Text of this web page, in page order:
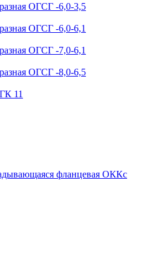
ОГСГ -6,0-3,5
ОГСГ -6,0-6,1
ОГСГ -7,0-6,1
ОГСГ -8,0-6,5
11
фланцевая ОККс